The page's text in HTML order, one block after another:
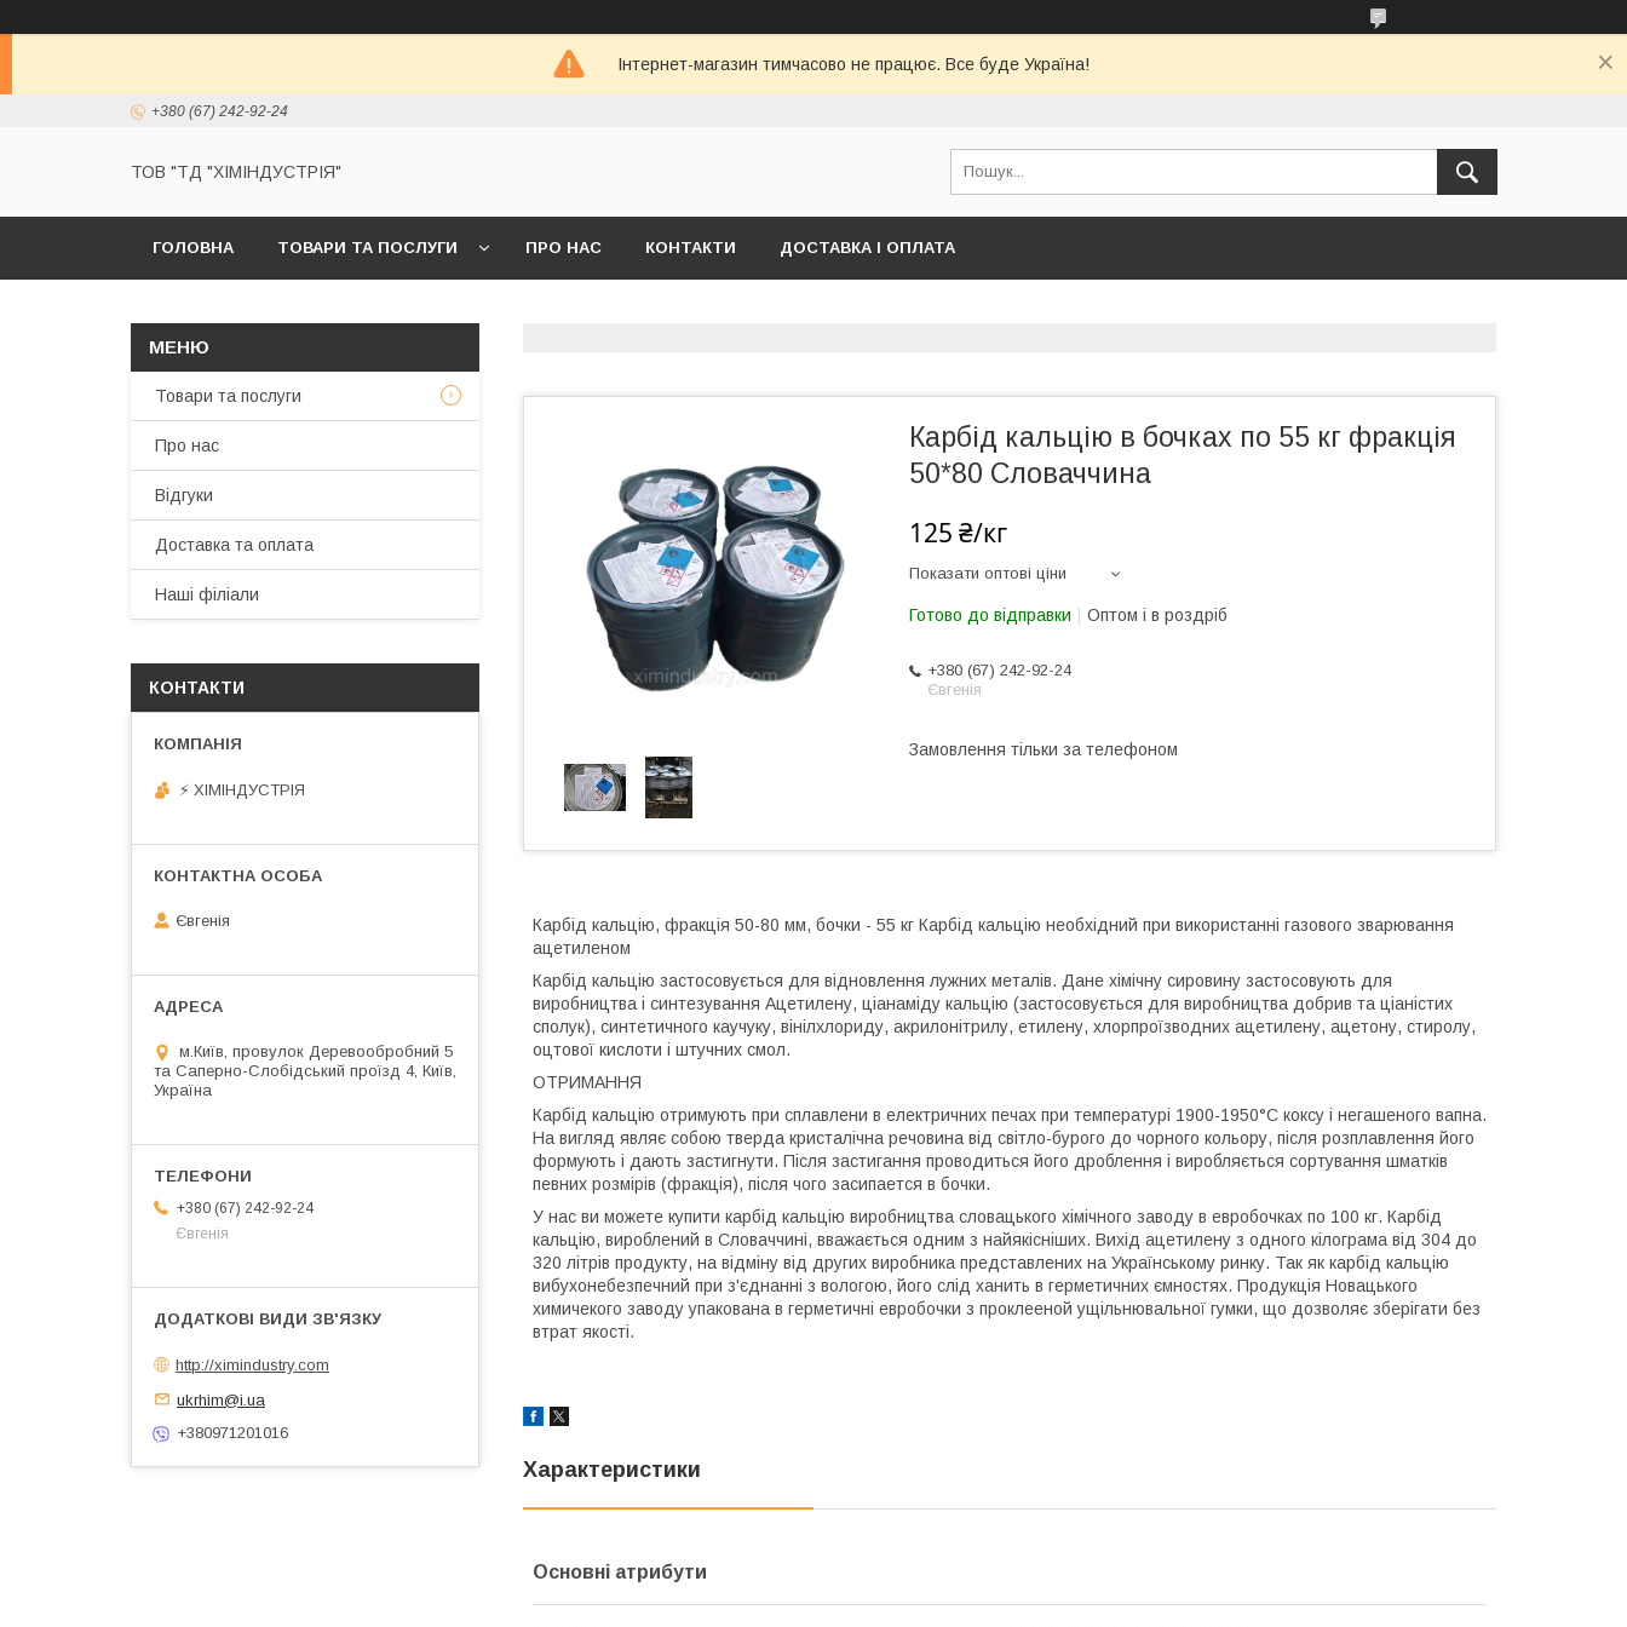
Інтернет-магазин тимчасово не працює. Все буде Україна!
+380 (67) 242-92-24
ТОВ "ТД "ХІМІНДУСТРІЯ"
ГОЛОВНА ТОВАРИ ТА ПОСЛУГИ ПРО НАС КОНТАКТИ ДОСТАВКА І ОПЛАТА
Карбід кальцію в бочках по 55 кг фракція
50*80 Словаччина
125 ₴/кг
Показати оптові ціни
Готово до відправки Оптом і в роздріб
+380 (67) 242-92-24
Євгенія
Замовлення тільки за телефоном
Карбід кальцію, фракція 50-80 мм, бочки - 55 кг Карбід кальцію необхідний при використанні газового зварювання
ацетиленом
Карбід кальцію застосовується для відновлення лужних металів. Дане хімічну сировину застосовують для
виробництва і синтезування Ацетилену, ціанаміду кальцію (застосовується для виробництва добрив та ціаністих
сполук), синтетичного каучуку, вінілхлориду, акрилонітрилу, етилену, хлорпроїзводних ацетилену, ацетону, стиролу,
оцтової кислоти і штучних смол.
ОТРИМАННЯ
Карбід кальцію отримують при сплавлени в електричних печах при температурі 1900-1950°С коксу і негашеного вапна.
На вигляд являє собою тверда кристалічна речовина від світло-бурого до чорного кольору, після розплавлення його
формують і дають застигнути. Після застигання проводиться його дроблення і виробляється сортування шматків
певних розмірів (фракція), після чого засипается в бочки.
У нас ви можете купити карбід кальцію виробництва словацького хімічного заводу в евробочках по 100 кг. Карбід
кальцію, вироблений в Словаччині, вважається одним з найякісніших. Вихід ацетилену з одного кілограма від 304 до
320 літрів продукту, на відміну від других виробника представлених на Українському ринку. Так як карбід кальцію
вибухонебезпечний при з'єднанні з вологою, його слід ханить в герметичних ємностях. Продукція Новацького
химичекого заводу упакована в герметичні евробочки з проклееной ущільнювальної гумки, що дозволяє зберігати без
втрат якості.
Характеристики
Основні атрибути
Товари та послуги
Про нас
Відгуки
Доставка та оплата
Наші філіали
КОНТАКТИ
⚡ ХІМІНДУСТРІЯ
Євгенія
м.Київ, провулок Деревообробний 5
та Саперно-Слобідський проїзд 4, Київ,
Україна
+380 (67) 242-92-24
Євгенія
http://ximindustry.com
ukrhim@i.ua
+380971201016